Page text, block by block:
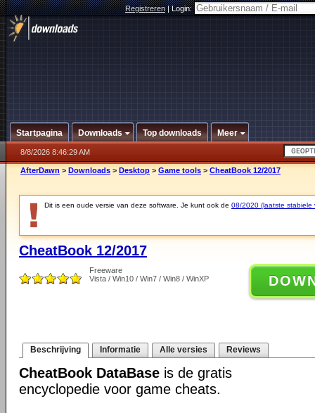
Registreren|Login:
Startpagina Downloads Top downloads Meer
8/8/2026 8:46:29 AM
AfterDawn > Downloads > Desktop > Game tools > CheatBook 12/2017
Dit is een oude versie van deze software. Je kunt ook de 08/2020 (laatste stabiele
CheatBook 12/2017
Freeware
Vista / Win10 / Win7 / Win8 / WinXP
Beschrijving Informatie Alle versies Reviews
CheatBook DataBase is de gratis
encyclopedie voor game cheats.